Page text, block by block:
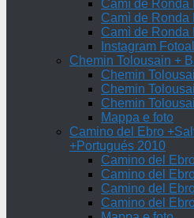
Camì de Ronda
Camì de Ronda
Camì de Ronda
Instagram
Chemin Tolousain +
Chemin
Chemin
Chemin
Mappa e foto
Camino del Ebro
+Portugués 2010
Camino del
Camino del
Camino del
Camino del